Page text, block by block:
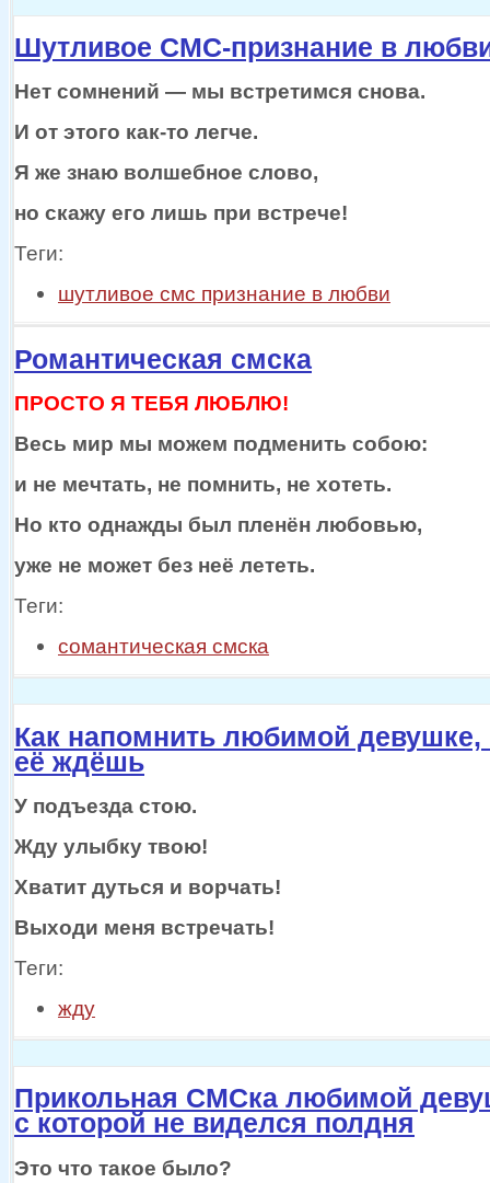
Шутливое СМС-признание в
Нет сомнений — мы встретимся снова.
И от этого как-то легче.
Я же знаю волшебное слово,
но скажу его лишь при встрече!
Теги:
шутливое смс признание в любви
Романтическая смска
ПРОСТО Я ТЕБЯ ЛЮБЛЮ!
Весь мир мы можем подменить собою:
и не мечтать, не помнить, не хотеть.
Но кто однажды был пленён любовью,
уже не может без неё лететь.
Теги:
сомантическая смска
Как напомнить любимой девушке,
её ждёшь
У подъезда стою.
Жду улыбку твою!
Хватит дуться и ворчать!
Выходи меня встречать!
Теги:
жду
Прикольная СМСка любимой
с которой не виделся полдня
Это что такое было?